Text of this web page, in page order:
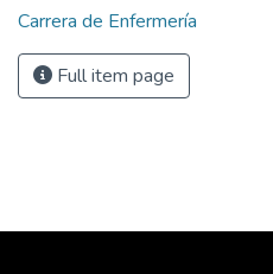
Carrera de Enfermería
Full item page